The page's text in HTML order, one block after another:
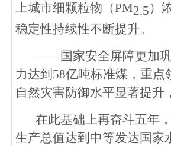
上城市细颗粒物（PM2.5）
稳定性持续性不断提升。
——国家安全屏障更加巩
力达到58亿吨标准煤，重
自然灾害防御水平显著提
在此基础上再奋斗五年
生产总值达到中等发达国家